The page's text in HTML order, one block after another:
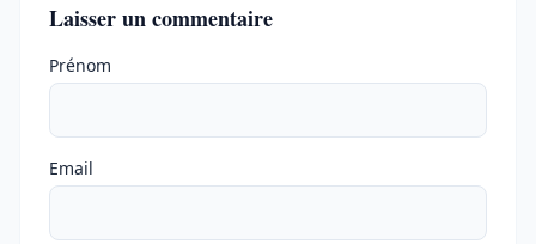
Laisser un commentaire
Ne pas remplir
Prénom
Email